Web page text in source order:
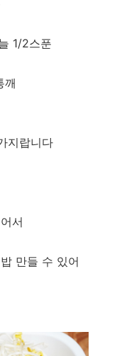
1/2스푼
깨
지랍니다
서
만들 수 있어